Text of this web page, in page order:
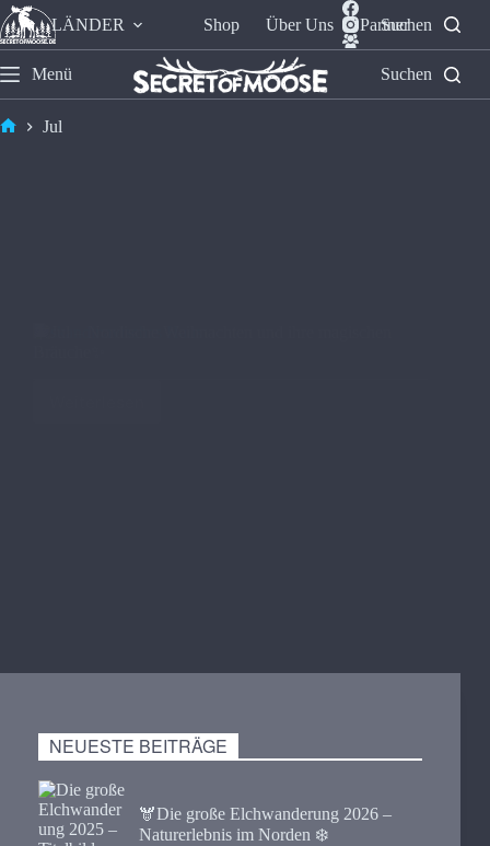
LÄNDER Shop Über Uns Partner
Suchen
Menü Suchen
Jul
NEUESTE BEITRÄGE
🫎​Die große Elchwanderung 2026 –
Naturerlebnis im Norden ❄️